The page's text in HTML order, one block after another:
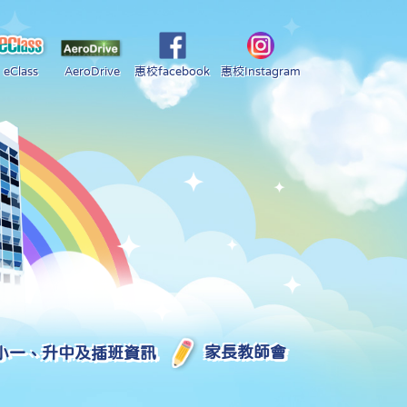
eClass AeroDrive 惠校facebook 惠校Instagram
一、升中及插班資訊 家長教師會